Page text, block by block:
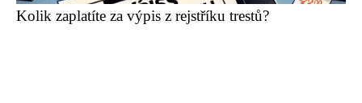
Kolik zaplatíte za výpis z rejstříku trestů?